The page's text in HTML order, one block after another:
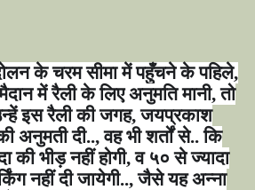
के चरम सीमा में पहुँचने के पहिले,
में रैली के लिए अनुमति मानी,तो
इस रैली की जगह,जयप्रकाश
अनुमती दी..,वह भी शर्तों से.. कि
की भीड़ नहीं होगी,व ५० से ज्यादा
नहीं दी जायेगी..,जैसे यह अन्ना